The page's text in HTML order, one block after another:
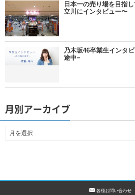
日本一の売り場を目指
立川にインタビュー〜
乃木坂46卒業生インタ
途中−
月別アーカイブ
各種お問い合わせ